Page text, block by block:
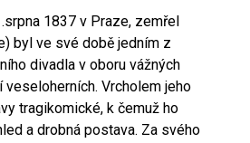
1837 v Praze, zemřel
byl ve své době jedním z
divadla v oboru vážných
veseloherních. Vrcholem jeho
tragikomické, k čemuž ho
a drobná postava. Za svého